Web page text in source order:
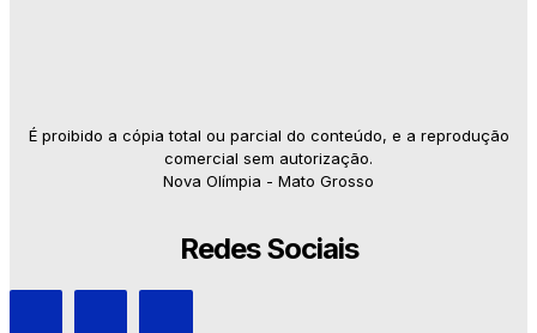
É proibido a cópia total ou parcial do conteúdo, e a reprodução
comercial sem autorização.
Nova Olímpia - Mato Grosso
Redes Sociais